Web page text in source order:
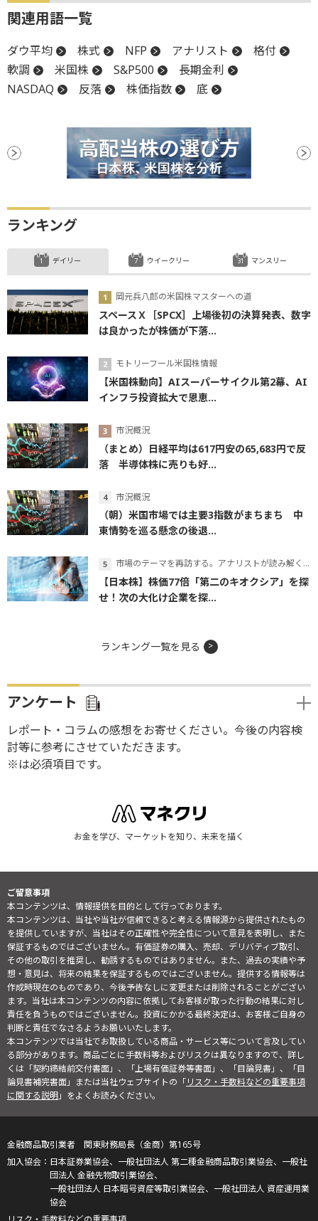
関連用語一覧
ダウ平均 株式 NFP アナリスト
格付
軟調
米国株 S&P500
長期金利
NASDAQ
反落 株価指数 底
ランキング
デイリー
岡元兵八郎の米国株マスターへの道
スペースＸ［SPCX］上場後初の決算発表、数字
は良かったが株価が下落...
モトリーフール米国株情報
【米国株動向】AIスーパーサイクル第2幕、AI
インフラ投資拡大で恩恵...
市況概況
（まとめ）日経平均は617円安の65,683円で反
落 半導体株に売りも好...
市況概況
（朝）米国市場では主要3指数がまちまち 中
東情勢を巡る懸念の後退...
市場のテーマを再訪する。アナリストが読み解くテーマの本質
【日本株】株価77倍「第二のキオクシア」を探
せ！次の大化け企業を探...
ウイークリー マンスリー
ランキング一覧を見る
アンケート
レポート・コラムの感想をお寄せください。今後の内容検
討等に参考にさせていただきます。
※は必須項目です。
お金を学び、マーケットを知り、未来を描く
ご留意事項
本コンテンツは、情報提供を目的として行っております。
本コンテンツは、当社や当社が信頼できると考える情報源から提供されたもの
を提供していますが、当社はその正確性や完全性について意見を表明し、また
保証するものではございません。有価証券の購入、売却、デリバティブ取引、
その他の取引を推奨し、勧誘するものではありません。また、過去の実績や予
想・意見は、将来の結果を保証するものではございません。提供する情報等は
作成時現在のものであり、今後予告なしに変更または削除されることがござい
ます。当社は本コンテンツの内容に依拠してお客様が取った行動の結果に対し
責任を負うものではございません。投資にかかる最終決定は、お客様ご自身の
判断と責任でなさるようお願いいたします。
本コンテンツでは当社でお取扱している商品・サービス等について言及してい
る部分があります。商品ごとに手数料等およびリスクは異なりますので、詳し
くは「契約締結前交付書面」、「上場有価証券等書面」、「目論見書」、「目
論見書補完書面」または当社ウェブサイトの「リスク・手数料などの重要事項
に関する説明」をよくお読みください。
金融商品取引業者 関東財務局長（金商）第165号
日本証券業協会、一般社団法人 第二種金融商品取引業協会、一般社
団法人 金融先物取引業協会、
一般社団法人 日本暗号資産等取引業協会、一般社団法人 資産運用業
協会